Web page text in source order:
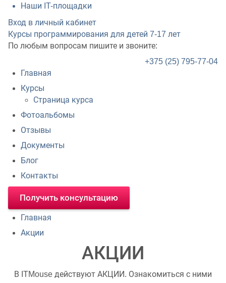
Наши IT-площадки
Вход в личный кабинет
Курсы программирования для детей 7-17 лет
По любым вопросам пишите и звоните:
+375 (25) 795-77-04
Главная
Курсы
Страница курса
Фотоальбомы
Отзывы
Документы
Блог
Контакты
Получить консультацию
Главная
Акции
АКЦИИ
В ITMouse действуют АКЦИИ. Ознакомиться с ними